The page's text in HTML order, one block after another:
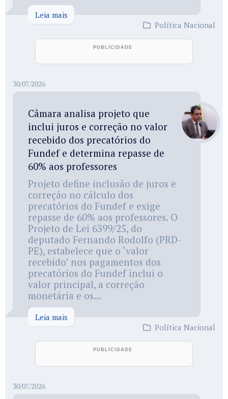
Leia mais
Política Nacional
30/07/2026
Câmara analisa projeto que
inclui juros e correção no valor
recebido dos precatórios do
Fundef e determina repasse de
60% aos professores
Projeto define inclusão de juros e
correção no cálculo dos
precatórios do Fundef e exige
repasse de 60% aos professores. O
Projeto de Lei 6399/25, do
deputado Fernando Rodolfo (PRD-
PE), estabelece que o ‘valor
recebido’ nos pagamentos dos
precatórios do Fundef inclui o
valor principal, a correção
monetária e os...
Leia mais
Política Nacional
30/07/2026